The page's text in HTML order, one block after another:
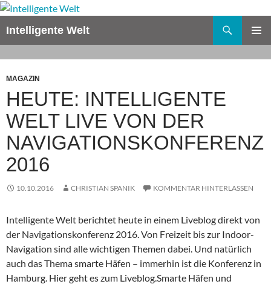
Zum
springen
Intelligente Welt
MENÜ
MAGAZIN
HEUTE: INTELLIGENTE
WELT LIVE VON DER
NAVIGATIONSKONFERENZ
2016
10.10.2016 CHRISTIAN SPANIK KOMMENTAR HINTERLASSEN
Intelligente Welt berichtet heute in einem Liveblog direkt von
der Navigationskonferenz 2016. Von Freizeit bis zur Indoor-
Navigation sind alle wichtigen Themen dabei. Und natürlich
auch das Thema smarte Häfen – immerhin ist die Konferenz in
Hamburg. Hier geht es zum Liveblog.Smarte Häfen und